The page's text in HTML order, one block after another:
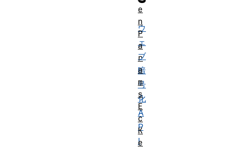
ウ
ェ
ブ
暗
号
化
A
P
I
e
n
P
a
r
a
m
s
E
c
K
e